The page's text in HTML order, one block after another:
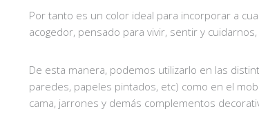
Por tanto es un color ideal para incorporar a
acogedor, pensado para vivir, sentir y
De esta manera, podemos utilizarlo en las
paredes, papeles pintados, etc) como en el
cama, jarrones y demás complementos